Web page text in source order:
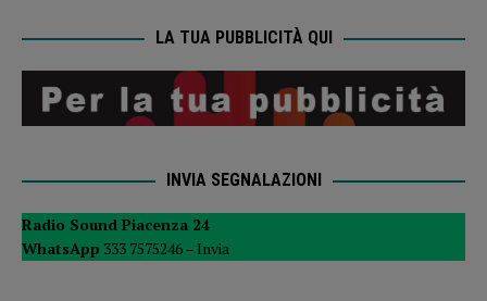
LA TUA PUBBLICITÀ QUI
INVIA SEGNALAZIONI
Radio Sound Piacenza 24
WhatsApp 333 7575246 – Invia